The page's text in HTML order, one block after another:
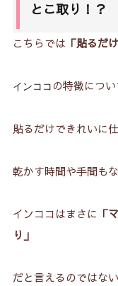
とこ取り！？
こちらでは 「貼るだ
インココ の特徴につ
貼るだけできれいに
乾かす時間や手間も
インココはまさに 「
り」
だと言えるのではな